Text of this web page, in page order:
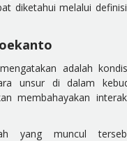
diketahui melalui
adalah
unsur di dalam
membahayakan
yang muncul